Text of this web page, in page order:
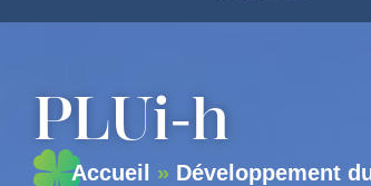
PLUi-h
Accueil » Développement